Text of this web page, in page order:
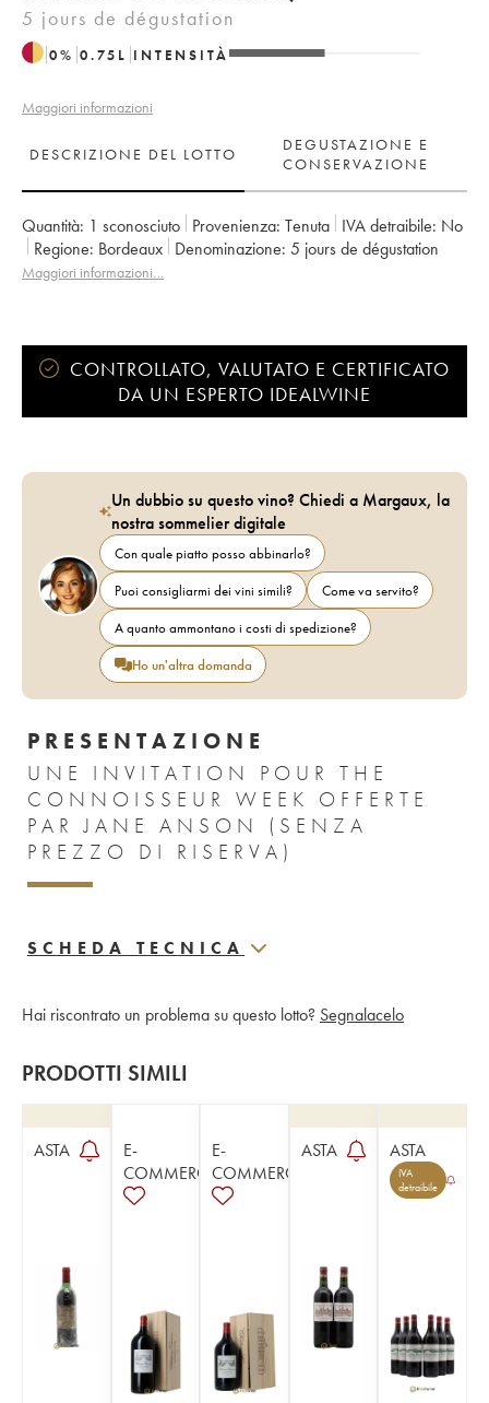
5 jours de dégustation
0% 0.75 L INTENSITÀ
Maggiori informazioni
DESCRIZIONE DEL LOTTO
DEGUSTAZIONE E
CONSERVAZIONE
Quantità: 1 sconosciuto Provenienza: tenuta IVA detraibile:
no
Regione:
Bordeaux Denominazione: 5 jours de dégustation
Maggiori informazioni…
CONTROLLATO, VALUTATO E CERTIFICATO
DA UN ESPERTO IDEALWINE
Un dubbio su questo vino? Chiedi a Margaux, la
nostra sommelier digitale
Con quale piatto posso abbinarlo?
Puoi consigliarmi dei vini simili?
Come va servito?
A quanto ammontano i costi di spedizione?
Ho un'altra domanda
PRESENTAZIONE
UNE INVITATION POUR THE
CONNOISSEUR WEEK OFFERTE
PAR JANE ANSON (SENZA
PREZZO DI RISERVA)
SCHEDA TECNICA
Hai riscontrato un problema su questo lotto? Segnalacelo
PRODOTTI SIMILI
ASTA
E-
COMMERCE
E-
COMMERCE
ASTA ASTA
IVA
detraibile